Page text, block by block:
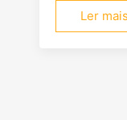
Ler mais